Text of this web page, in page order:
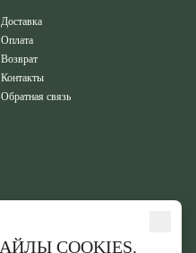
COOKIES.
Доставка
Оплата
Возврат
Контакты
Обратная связь